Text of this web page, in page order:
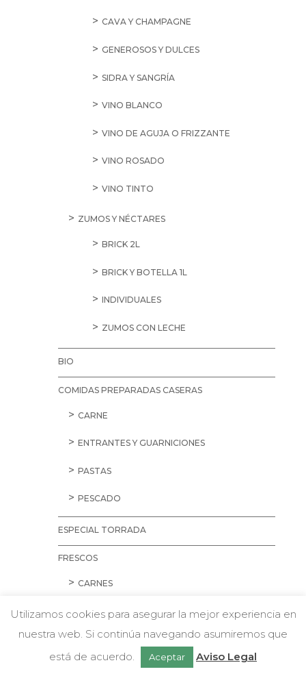
CAVA Y CHAMPAGNE
GENEROSOS Y DULCES
SIDRA Y SANGRÍA
VINO BLANCO
VINO DE AGUJA O FRIZZANTE
VINO ROSADO
VINO TINTO
ZUMOS Y NÉCTARES
BRICK 2L
BRICK Y BOTELLA 1L
INDIVIDUALES
ZUMOS CON LECHE
BIO
COMIDAS PREPARADAS CASERAS
CARNE
ENTRANTES Y GUARNICIONES
PASTAS
PESCADO
ESPECIAL TORRADA
FRESCOS
CARNES
CARNE PICADA
w Chatea con nosotros
Utilizamos cookies para asegurar la mejor experiencia en
nuestra web. Si continúa navegando asumiremos que
está de acuerdo.
Aceptar Aviso Legal